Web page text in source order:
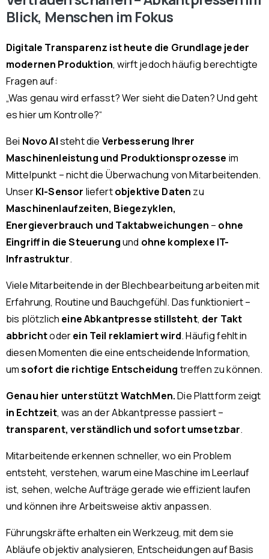
Blick, Menschen im Fokus
Digitale Transparenz ist heute die Grundlage jeder
modernen Produktion, wirft jedoch häufig berechtigte
Fragen auf:
„Was genau wird erfasst? Wer sieht die Daten? Und geht
es hier um Kontrolle?“
Bei Novo AIsteht die Verbesserung Ihrer
Maschinenleistung und Produktionsprozesse im
Mittelpunkt – nicht die Überwachung von Mitarbeitenden.
UnserKI-Sensor liefertobjektive Daten zu
Maschinenlaufzeiten, Biegezyklen,
Energieverbrauch und Taktabweichungen – ohne
Eingriff in die Steuerungund ohne komplexe IT-
Infrastruktur.
Viele Mitarbeitende in der Blechbearbeitung arbeiten mit
Erfahrung, Routine und Bauchgefühl. Das funktioniert –
bis plötzlich eine Abkantpresse stillsteht, der Takt
abbrichtoderein Teil reklamiert wird. Häufig fehlt in
diesen Momenten die eine entscheidende Information,
umsofort die richtige Entscheidungtreffen zu können.
Genau hier unterstützt WatchMen.Die Plattform zeigt
in Echtzeit, was an der Abkantpresse passiert –
transparent, verständlich und sofort umsetzbar.
Mitarbeitende erkennen schneller, wo ein Problem
entsteht, verstehen, warum eine Maschine im Leerlauf
ist, sehen, welche Aufträge gerade wie effizient laufen
und können ihre Arbeitsweise aktiv anpassen.
Führungskräfte erhalten ein Werkzeug, mit dem sie
Abläufe objektiv analysieren, Entscheidungen auf Basis